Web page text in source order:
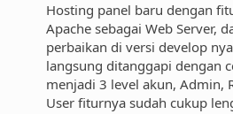
Hosting panel baru dengan
Apache sebagai Web Server,
perbaikan di versi develop
langsung ditanggapi dengan
menjadi 3 level akun, Admin,
User fiturnya sudah cukup